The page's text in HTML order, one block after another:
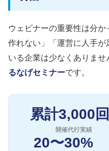
ウェビナーの重要性は分
作れない」「運営に人手
いる企業は少なくありま
るなげセミナーです。
累計3,000
開催代行実績
20〜30%